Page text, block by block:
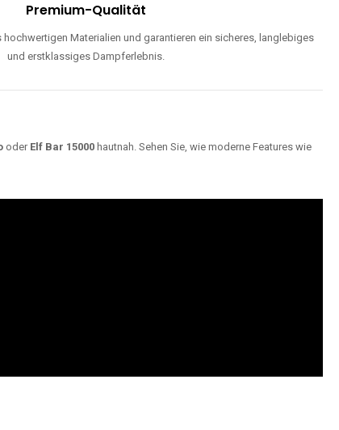
Premium-Qualität
Materialien und garantieren ein sicheres, langlebiges
und erstklassiges Dampferlebnis.
oder Elf Bar 15000 hautnah. Sehen Sie, wie moderne Features wie